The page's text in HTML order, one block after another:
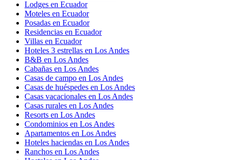
Lodges en Ecuador
Moteles en Ecuador
Posadas en Ecuador
Residencias en Ecuador
Villas en Ecuador
Hoteles 3 estrellas en Los Andes
B&B en Los Andes
Cabañas en Los Andes
Casas de campo en Los Andes
Casas de huéspedes en Los Andes
Casas vacacionales en Los Andes
Casas rurales en Los Andes
Resorts en Los Andes
Condominios en Los Andes
Apartamentos en Los Andes
Hoteles haciendas en Los Andes
Ranchos en Los Andes